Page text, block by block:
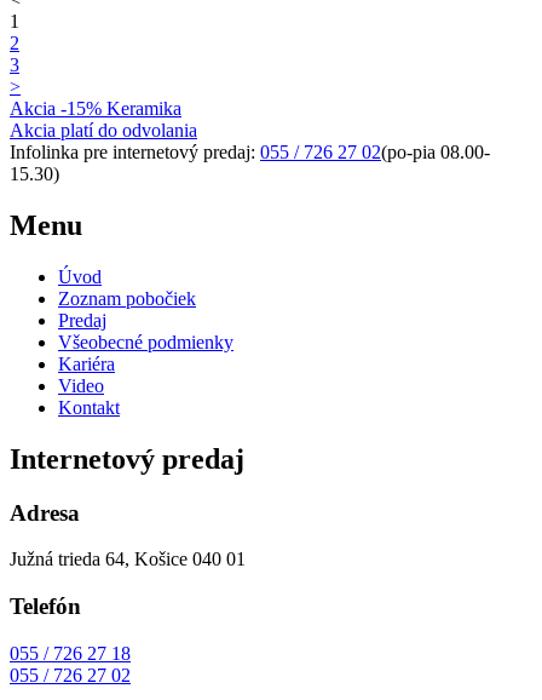
1
2
3
>
Akcia -15% Keramika
Akcia platí do odvolania
Infolinka pre internetový predaj: 055 / 726 27 02(po-pia 08.00-
15.30)
Menu
Úvod
Zoznam pobočiek
Predaj
Všeobecné podmienky
Kariéra
Video
Kontakt
Internetový predaj
Adresa
Južná trieda 64, Košice 040 01
Telefón
055 / 726 27 18
055 / 726 27 02